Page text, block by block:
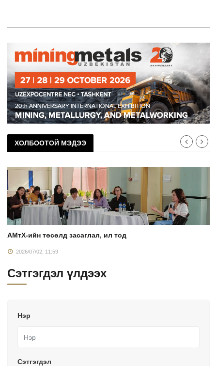
ХОЛБООТОЙ МЭДЭЭ
АМтХ-ийн төсөлд засаглал, ил тод
2026/07/02, 11:59
Сэтгэгдэл үлдээх
Нэр
Сэтгэгдэл